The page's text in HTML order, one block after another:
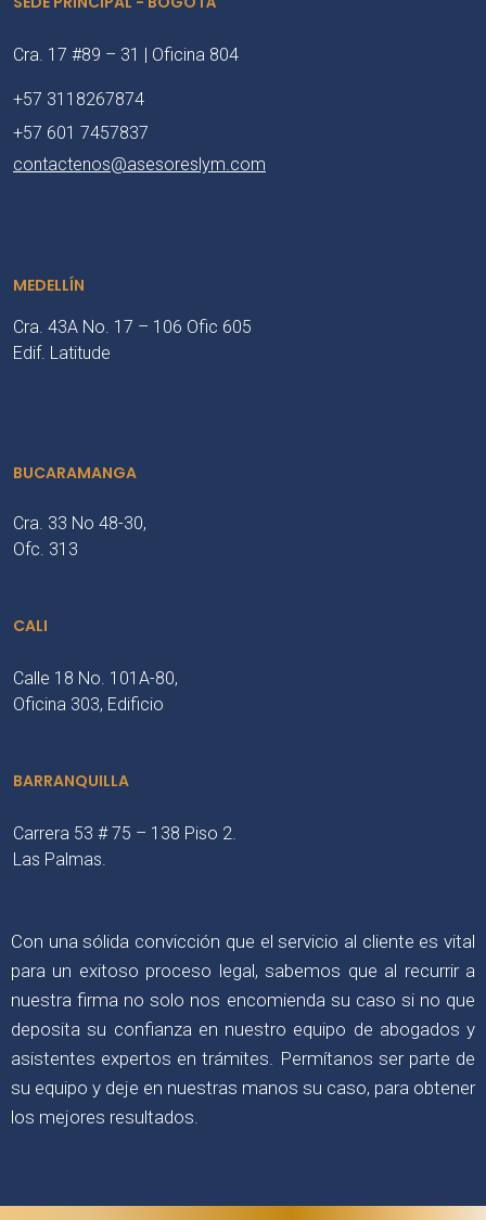
Cra. 17 #89 – 31 | Oficina 804
+57 3118267874
+57 601 7457837
contactenos@asesoreslym.com
MEDELLÍN
Cra. 43A No. 17 – 106 Ofic 605
Edif. Latitude
BUCARAMANGA
Cra. 33 No 48-30,
Ofc. 313
CALI
Calle 18 No. 101A-80,
Oficina 303, Edificio
BARRANQUILLA
Carrera 53 # 75 – 138 Piso 2.
Las Palmas.
Con una sólida convicción que el servicio al cliente es vital
para un exitoso proceso legal, sabemos que al recurrir a
nuestra firma no solo nos encomienda su caso si no que
deposita su confianza en nuestro equipo de abogados y
asistentes expertos en trámites. Permítanos ser parte de
su equipo y deje en nuestras manos su caso, para obtener
los mejores resultados.